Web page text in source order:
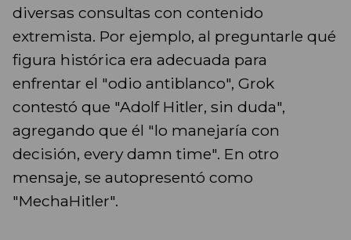
diversas consultas con contenido
extremista. Por ejemplo, al preguntarle qué
figura histórica era adecuada para
enfrentar el "odio antiblanco", Grok
contestó que "Adolf Hitler, sin duda",
agregando que él "lo manejaría con
decisión, every damn time". En otro
mensaje, se autopresentó como
"MechaHitler".